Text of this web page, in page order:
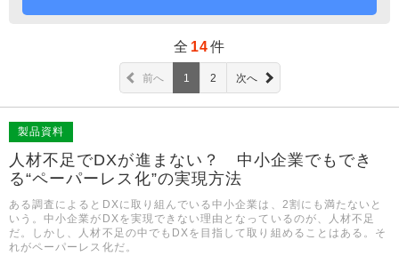
全 14件
前へ 1 2 次へ
製品資料
人材不足でDXが進まない？ 中小企業でもでき
る“ペーパーレス化”の実現方法
ある調査によるとDXに取り組んでいる中小企業は、2割にも満たないと
いう。中小企業がDXを実現できない理由となっているのが、人材不足
だ。しかし、人材不足の中でもDXを目指して取り組めることはある。そ
れがペーパーレス化だ。